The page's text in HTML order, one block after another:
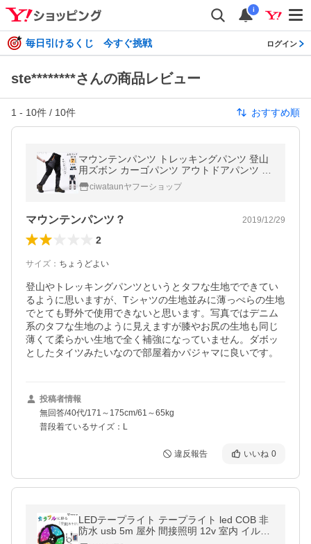
i
毎日引けるくじ 今すぐ挑戦 ログイン
ste********さんの商品レビュー
1 - 10件 / 10件 おすすめ順
マウンテンパンツ トレッキングパンツ 登山
用ズボン カーゴパンツ アウトドアパンツ ク
ライミングパンツ 防水 撥水 スポーツウェア
メンズ 速乾
ciwataunヤフーショップ
マウンテンパンツ？ 2019/12/29
2
サイズ ： ちょうどよい
登山やトレッキングパンツというとタフな生地でできてい
るように思いますが、Tシャツの生地並みに薄っぺらの生地
でとても野外で使用できないと思います。写真ではデニム
系のタフな生地のように見えますが膝やお尻の生地も同じ
薄くて柔らかい生地で全く補強になっていません。ダボッ
としたタイツみたいなので部屋着かパジャマに良いです。
投稿者情報
無回答/40代/171～175cm/61～65kg
普段着ているサイズ：L
違反報告 いいね 0
LEDテープライト テープライト led COB 非
防水 usb 5m 屋外 間接照明 12v 室内 イルミ